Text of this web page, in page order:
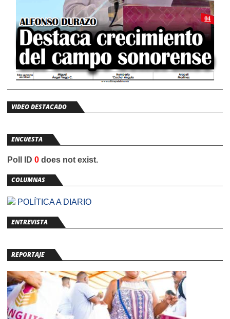
VIDEO DESTACADO
ENCUESTA
Poll ID 0 does not exist.
COLUMNAS
POLÍTICA A DIARIO
ENTREVISTA
REPORTAJE